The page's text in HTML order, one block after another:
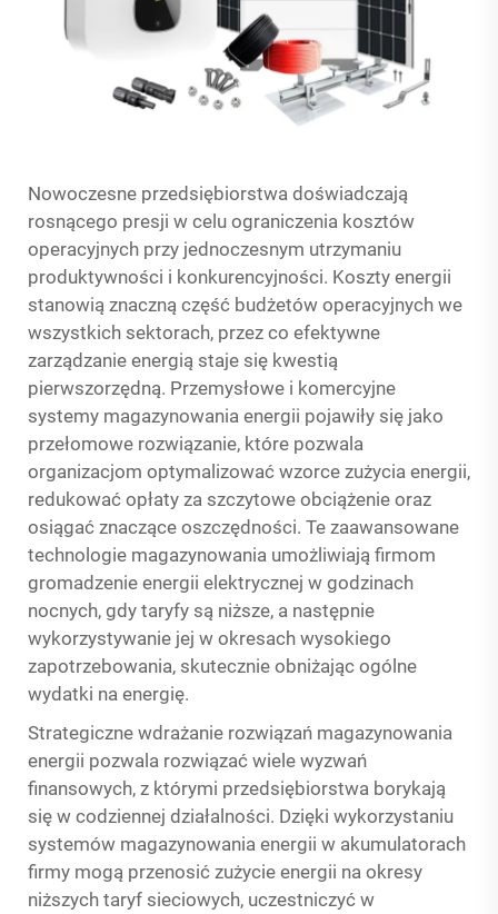
Nowoczesne przedsiębiorstwa doświadczają
rosnącego presji w celu ograniczenia kosztów
operacyjnych przy jednoczesnym utrzymaniu
produktywności i konkurencyjności. Koszty energii
stanowią znaczną część budżetów operacyjnych we
wszystkich sektorach, przez co efektywne
zarządzanie energią staje się kwestią
pierwszorzędną. Przemysłowe i komercyjne
systemy magazynowania energii pojawiły się jako
przełomowe rozwiązanie, które pozwala
organizacjom optymalizować wzorce zużycia energii,
redukować opłaty za szczytowe obciążenie oraz
osiągać znaczące oszczędności. Te zaawansowane
technologie magazynowania umożliwiają firmom
gromadzenie energii elektrycznej w godzinach
nocnych, gdy taryfy są niższe, a następnie
wykorzystywanie jej w okresach wysokiego
zapotrzebowania, skutecznie obniżając ogólne
wydatki na energię.
Strategiczne wdrażanie rozwiązań magazynowania
energii pozwala rozwiązać wiele wyzwań
finansowych, z którymi przedsiębiorstwa borykają
się w codziennej działalności. Dzięki wykorzystaniu
systemów magazynowania energii w akumulatorach
firmy mogą przenosić zużycie energii na okresy
niższych taryf sieciowych, uczestniczyć w